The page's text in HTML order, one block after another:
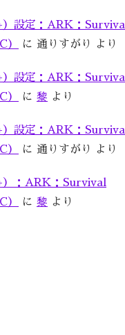
）設定：ARK：Survival
）
に 通りすがり より
）設定：ARK：Survival
）
に 黎 より
）設定：ARK：Survival
）
に 通りすがり より
）：ARK：Survival
）
に 黎 より